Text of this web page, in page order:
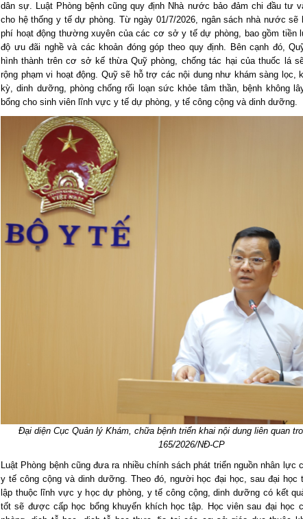
dân sự. Luật Phòng bệnh cũng quy định Nhà nước bảo đảm chi đầu tư
cho hệ thống y tế dự phòng. Từ ngày 01/7/2026, ngân sách nhà nước sẽ
phí hoạt động thường xuyên của các cơ sở y tế dự phòng, bao gồm tiền
độ ưu đãi nghề và các khoản đóng góp theo quy định. Bên cạnh đó,
hình thành trên cơ sở kế thừa Quỹ phòng, chống tác hại của thuốc lá
rộng phạm vi hoạt động. Quỹ sẽ hỗ trợ các nội dung như khám sàng lọc,
kỳ, dinh dưỡng, phòng chống rối loạn sức khỏe tâm thần, bệnh không
bổng cho sinh viên lĩnh vực y tế dự phòng, y tế công cộng và dinh dưỡng.
Đại diện Cục Quản lý Khám, chữa bệnh triển khai nội dung liên quan
165/2026/NĐ-CP
Luật Phòng bệnh cũng đưa ra nhiều chính sách phát triển nguồn nhân lực
y tế công cộng và dinh dưỡng. Theo đó, người học đại học, sau đại học
lập thuộc lĩnh vực y học dự phòng, y tế công cộng, dinh dưỡng có kết
tốt sẽ được cấp học bổng khuyến khích học tập. Học viên sau đại học